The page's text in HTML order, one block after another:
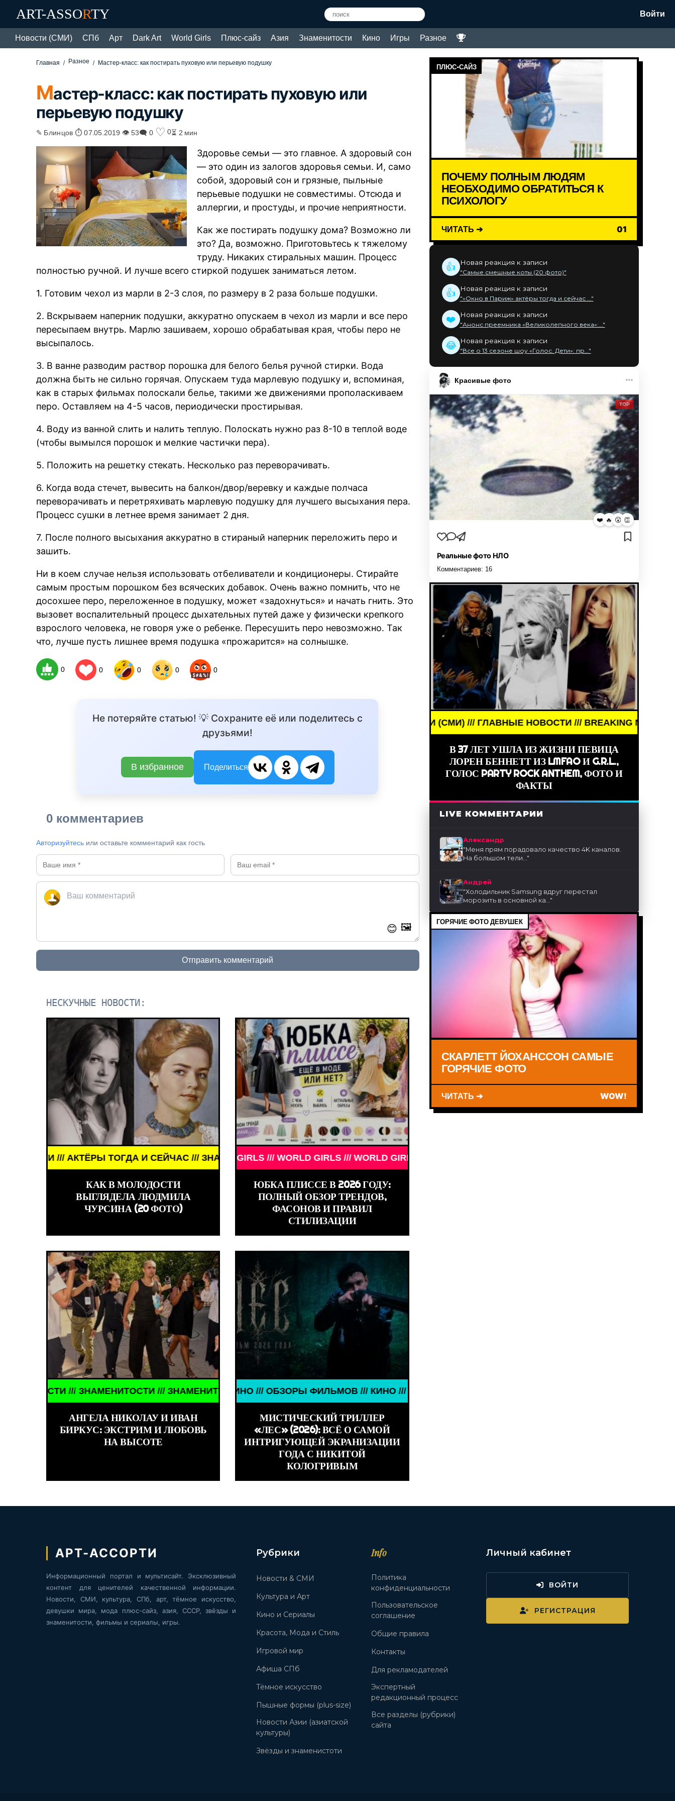
ART-ASSORTY Войти
Новости (СМИ) СПб Арт Dark Art World Girls Плюс-сайз Азия Знаменитости Кино Игры Разное
Главная Разное Мастер-класс: как постирать пуховую или перьевую подушку
Мастер-класс: как постирать пуховую или
перьевую подушку
✎ Блинцов ⏱ 07.05.2019 👁 53🗨 0 ♡ 0⏳ 2 мин
Здоровье семьи — это главное. А здоровый сон
— это один из залогов здоровья семьи. И, само
собой, здоровый сон и грязные, пыльные
перьевые подушки не совместимы. Отсюда и
аллергии, и простуды, и прочие неприятности.
Как же постирать подушку дома? Возможно ли
это? Да, возможно. Приготовьтесь к тяжелому
труду. Никаких стиральных машин. Процесс
полностью ручной. И лучше всего стиркой подушек заниматься летом.
1. Готовим чехол из марли в 2-3 слоя, по размеру в 2 раза больше подушки.
2. Вскрываем наперник подушки, аккуратно опускаем в чехол из марли и все перо
пересыпаем внутрь. Марлю зашиваем, хорошо обрабатывая края, чтобы перо не
высыпалось.
3. В ванне разводим раствор порошка для белого белья ручной стирки. Вода
должна быть не сильно горячая. Опускаем туда марлевую подушку и, вспоминая,
как в старых фильмах полоскали белье, такими же движениями прополаскиваем
перо. Оставляем на 4-5 часов, периодически простирывая.
4. Воду из ванной слить и налить теплую. Полоскать нужно раз 8-10 в теплой воде
(чтобы вымылся порошок и мелкие частички пера).
5. Положить на решетку стекать. Несколько раз переворачивать.
6. Когда вода стечет, вывесить на балкон/двор/веревку и каждые полчаса
переворачивать и перетряхивать марлевую подушку для лучшего высыхания пера.
Процесс сушки в летнее время занимает 2 дня.
7. После полного высыхания аккуратно в стираный наперник переложить перо и
зашить.
Ни в коем случае нельзя использовать отбеливатели и кондиционеры. Стирайте
самым простым порошком без всяческих добавок. Очень важно помнить, что не
досохшее перо, переложенное в подушку, может «задохнуться» и начать гнить. Это
вызовет воспалительный процесс дыхательных путей даже у физически крепкого
взрослого человека, не говоря уже о ребенке. Пересушить перо невозможно. Так
что, лучше пусть лишнее время подушка «прожарится» на солнышке.
0 0 0 0 0
Не потеряйте статью! 💡 Сохраните её или поделитесь с
друзьями!
В избранное Поделиться
0 комментариев
Авторизуйтесь или оставьте комментарий как гость
😊 🖼️
Отправить комментарий
НЕСКУЧНЫЕ НОВОСТИ:
ТОГДА И СЕЙЧАС /// ЗНАМЕНИТОСТИ /// АКТЁРЫ ТОГДА И СЕЙЧАС /// ЗНАМЕНИТОСТИ /// АКТЁРЫ ТОГДА И СЕЙЧАС ///
КАК В МОЛОДОСТИ
ВЫГЛЯДЕЛА ЛЮДМИЛА
ЧУРСИНА (20 ФОТО)
WORLD GIRLS /// WORLD GIRLS /// WORLD GIRLS /// WORLD GIRLS ///
ЮБКА ПЛИССЕ В 2026 ГОДУ:
ПОЛНЫЙ ОБЗОР ТРЕНДОВ,
ФАСОНОВ И ПРАВИЛ
СТИЛИЗАЦИИ
/// ЗНАМЕНИТОСТИ /// ЗНАМЕНИТОСТИ /// ЗНАМЕНИТОСТИ ///
АНГЕЛА НИКОЛАУ И ИВАН
БИРКУС: ЭКСТРИМ И ЛЮБОВЬ
НА ВЫСОТЕ
КИНО /// ОБЗОРЫ ФИЛЬМОВ /// КИНО /// ОБЗОРЫ ФИЛЬМОВ /// КИНО /// ОБЗОРЫ ФИЛЬМОВ /// КИНО /// ОБЗОРЫ ФИЛЬМОВ ///
МИСТИЧЕСКИЙ ТРИЛЛЕР
«ЛЕС» (2026): ВСЁ О САМОЙ
ИНТРИГУЮЩЕЙ ЭКРАНИЗАЦИИ
ГОДА С НИКИТОЙ
КОЛОГРИВЫМ
ПЛЮС-САЙЗ
ПОЧЕМУ ПОЛНЫМ ЛЮДЯМ
НЕОБХОДИМО ОБРАТИТЬСЯ К
ПСИХОЛОГУ
ЧИТАТЬ ➔ 01
👍 Новая реакция к записи
"Самые смешные коты (20 фото)"
👍 Новая реакция к записи
"«Окно в Париж» актёры тогда и сейчас ..."
❤️ Новая реакция к записи
"Анонс преемника «Великолепного века»:..."
😂 Новая реакция к записи
"Все о 13 сезоне шоу «Голос. Дети»: пр..."
Красивые фото
TOP
❤️ 🔥 😮 👏
Реальные фото НЛО
Комментариев: 16
BREAKING NEWS /// НОВОСТИ (СМИ) /// ГЛАВНЫЕ НОВОСТИ /// BREAKING NEWS /// НОВОСТИ
В 37 ЛЕТ УШЛА ИЗ ЖИЗНИ ПЕВИЦА
ЛОРЕН БЕННЕТТ ИЗ LMFAO И G.R.L.,
ГОЛОС PARTY ROCK ANTHEM, ФОТО И
ФАКТЫ
LIVE КОММЕНТАРИИ
Александр
"Меня прям порадовало качество 4K каналов.
На большом тели..."
Андрей
"Холодильник Samsung вдруг перестал
морозить в основной ка..."
ГОРЯЧИЕ ФОТО ДЕВУШЕК
СКАРЛЕТТ ЙОХАНССОН САМЫЕ
ГОРЯЧИЕ ФОТО
ЧИТАТЬ ➔ WOW!
АРТ-АССОРТИ
Информационный портал и мультисайт. Эксклюзивный
контент для ценителей качественной информации.
Новости, СМИ, культура, СПб, арт, тёмное искусство,
девушки мира, мода плюс-сайз, азия, СССР, звёзды и
знаменитости, фильмы и сериалы, игры.
Рубрики
Новости & СМИ
Культура и Арт
Кино и Сериалы
Красота, Мода и Стиль
Игровой мир
Афиша СПб
Тёмное искусство
Пышные формы (plus-size)
Новости Азии (азиатской
культуры)
Звёзды и знаменистоти
Info
Политика
конфиденциальности
Пользовательское
соглашение
Общие правила
Контакты
Для рекламодателей
Экспертный
редакционный процесс
Все разделы (рубрики)
сайта
Личный кабинет
ВОЙТИ
РЕГИСТРАЦИЯ